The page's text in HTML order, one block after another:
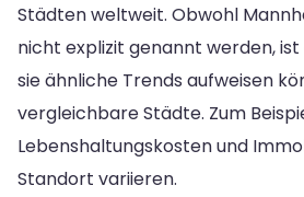
Städten weltweit. Obwohl
nicht explizit genannt werden, ist
sie ähnliche Trends aufweisen
vergleichbare Städte. Zum
Lebenshaltungskosten und
Standort variieren.